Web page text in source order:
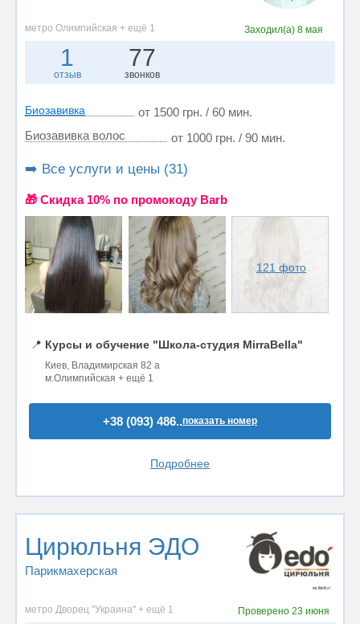
метро Олимпийская + ещё 1 Заходил(а) 8 мая
1
отзыв
77
звонков
Биозавивка
от 1500 грн. / 60 мин.
Биозавивка волос
от 1000 грн. / 90 мин.
➡️ Все услуги и цены (31)
🎁 Cкидка 10% по промокоду Barb
121 фото
📍 Курсы и обучение "Школа-студия MirraBella"
Киев, Владимирская 82 а
м.Олимпийская + ещё 1
+38 (093) 486..показать номер
Подробнее
Цирюльня ЭДО
Парикмахерская
метро Дворец "Украина" + ещё 1 Проверено 23 июня